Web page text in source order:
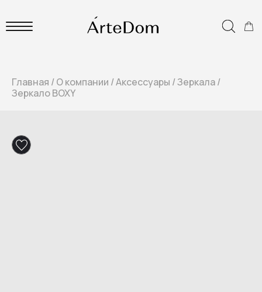
Главная /О компании /Аксессуары /Зеркала/
Зеркало BOXY